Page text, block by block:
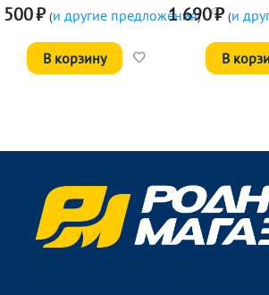
₽ (и другие предложения)
В корзину
1 690₽ (и
В